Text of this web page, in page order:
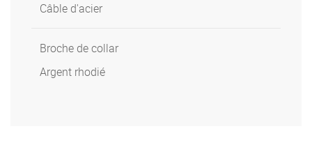
Câble d'acier
Broche de collar
Argent rhodié